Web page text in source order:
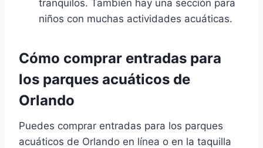
tranquilos. También hay una sección para
niños con muchas actividades acuáticas.
Cómo comprar entradas para
los parques acuáticos de
Orlando
Puedes comprar entradas para los parques
acuáticos de Orlando en línea o en la taquilla